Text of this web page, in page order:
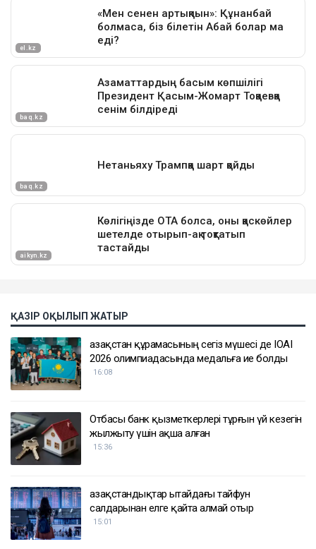
ҚАЗІР ОҚЫЛЫП ЖАТЫР
Қазақстан құрамасының сегіз мүшесі де IOAI
2026 олимпиадасында медальға ие болды
16:08
Отбасы банк қызметкерлері тұрғын үй кезегін
жылжыту үшін ақша алған
15:36
Қазақстандықтар Қытайдағы тайфун
салдарынан елге қайта алмай отыр
15:01